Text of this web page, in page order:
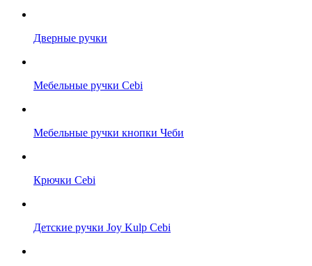
Дверные ручки
Мебельные ручки Cebi
Мебельные ручки кнопки Чеби
Крючки Cebi
Детские ручки Joy Kulp Cebi